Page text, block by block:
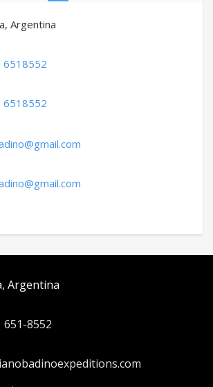
Argentina
6518552
6518552
Argentina
651-8552